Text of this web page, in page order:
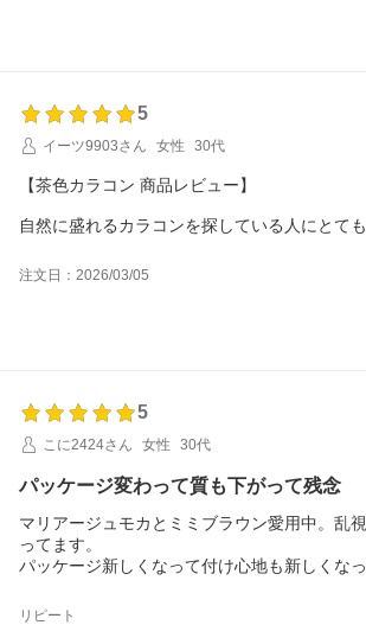
で、カラコンをつけている感じが出にくく、
自然で、派手すぎず「ちょっと可愛く盛れる
いです。 (BeGirl)
また、ブラウンカラコンは透明感のある瞳を
クとも合わせやすいのでデートやお出かけ、
いやすいと感じました。 (リップスコスメ)
ナチュラル系のカラコンが好きな方や、カラ
やすいカラーだと思います。目元の印象をさ
5
イーツ9903さん
女性 30代
【茶色カラコン 商品レビュー】
自然に盛れるカラコンを探している人にとて
ンカラコンです。実際につけてみると、瞳に
いたブラウンカラーで、不自然な感じがなく
で、カラコンをつけている感じが出にくく、
自然で、派手すぎず「ちょっと可愛く盛れる
いです。 (BeGirl)
また、ブラウンカラコンは透明感のある瞳を
クとも合わせやすいのでデートやお出かけ、
いやすいと感じました。 (リップスコスメ)
ナチュラル系のカラコンが好きな方や、カラ
やすいカラーだと思います。目元の印象をさ
注文日：2026/03/05
5
こに2424さん
女性 30代
パッケージ変わって質も下がって残念
マリアージュモカとミミブラウン愛用中。乱
ってます。
パッケージ新しくなって付け心地も新しくな
付け心地はいつも通りだが入ってる液がキュ
リピート